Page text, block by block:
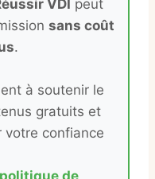
VDI peut
sans coût
.
à soutenir le
gratuits et
votre confiance